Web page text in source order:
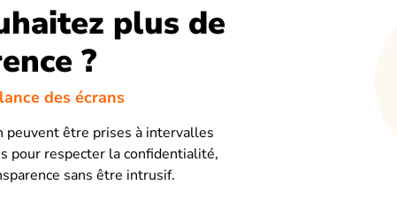
plus de
?
des écrans
peuvent être prises à intervalles
pour respecter la confidentialité,
sans être intrusif.